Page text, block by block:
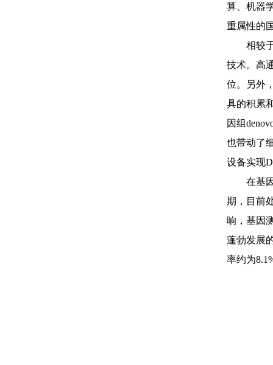
算、机器
重属性的
相较
技术。高
位。另外
具的积累
因组
也带动了
设备实现
在基
期，目前
响，基因
蓬勃发展
率约为